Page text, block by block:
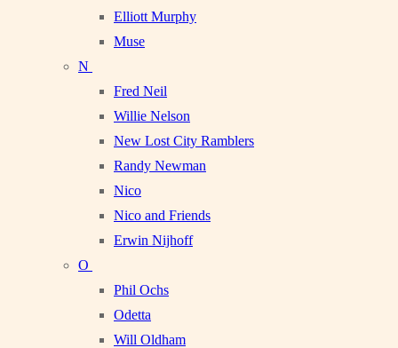
Elliott Murphy
Muse
N
Fred Neil
Willie Nelson
New Lost City Ramblers
Randy Newman
Nico
Nico and Friends
Erwin Nijhoff
O
Phil Ochs
Odetta
Will Oldham